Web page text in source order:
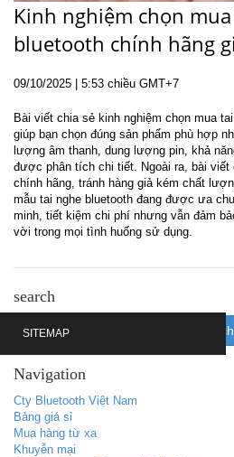
Kinh nghiệm chọn
bluetooth chính hãng
09/10/2025 | 5:53 chiều GMT+7
Bài viết chia sẻ kinh nghiệm chọn mua
giúp bạn chọn đúng sản phẩm phù hợp
lượng âm thanh, dung lượng pin, khả
được phân tích chi tiết. Ngoài ra, bài viết
chính hãng, tránh hàng giả kém chất
mẫu tai nghe bluetooth đang được ưa
minh, tiết kiệm chi phí nhưng vẫn đảm
vời trong mọi tình huống sử dụng.
search
Navigation
Cty Bluetooth Việt Nam
Bảng giá sỉ
Mua hàng từ xa
Khuyễn mại
SITEMAP